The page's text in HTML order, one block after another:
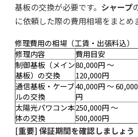
基板の交換が必要です。 シャープ
に依頼した際の費用相場をまとめ
修理費用の相場（工賃・出張料込）
修理内容
費用目安
制御基板（メイン
基板）の交換
80,000円 〜
120,000円
通信基板・ケーブ
ルの交換
40,000円 〜 60,000
円
太陽光パワコン本
体の交換
250,000円 〜
500,000円
[重要] 保証期間を確認しましょう